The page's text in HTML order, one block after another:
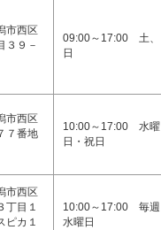
市西区
３９－
09:00～17:00 土、
日
市西区
７番地
10:00～17:00 水曜
日・祝日
市西区
丁目１
ピカ１
10:00～17:00 毎週
水曜日